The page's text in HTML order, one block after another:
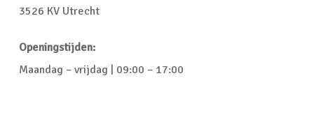
3526 KV Utrecht
Openingstijden:
Maandag – vrijdag | 09:00 – 17:00